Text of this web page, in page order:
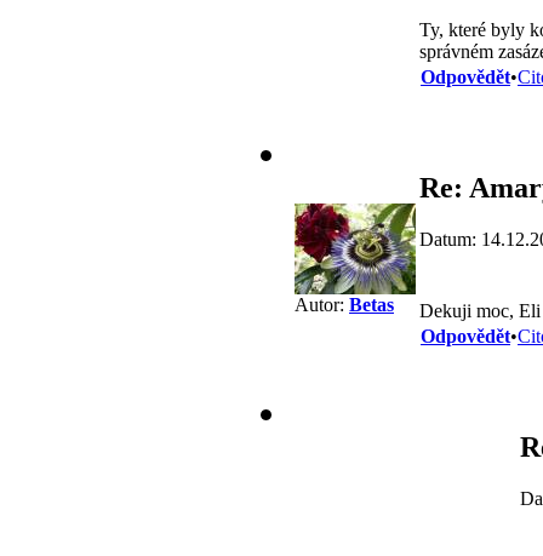
Ty, které byly
správném
Odpovědět•
Autor: Betas
Re:
Datum:
Dekuji moc,
Odpovědět•